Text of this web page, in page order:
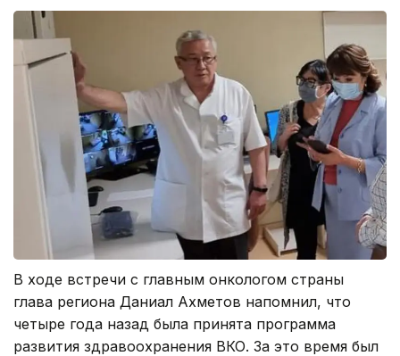
В ходе встречи с главным онкологом страны
глава региона Даниал Ахметов напомнил, что
четыре года назад была принята программа
развития здравоохранения ВКО. За это время был